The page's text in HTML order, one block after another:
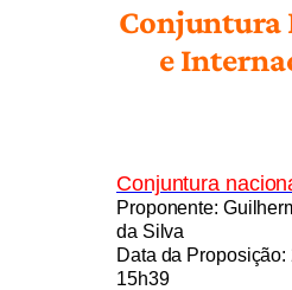
Conjuntura
e
Conjuntura
Proponente:
da Silva
Data da
15h39